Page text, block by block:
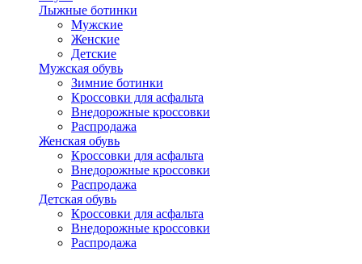
Лыжные ботинки
Мужские
Женские
Детские
Мужская обувь
Зимние ботинки
Кроссовки для асфальта
Внедорожные кроссовки
Распродажа
Женская обувь
Кроссовки для асфальта
Внедорожные кроссовки
Распродажа
Детская обувь
Кроссовки для асфальта
Внедорожные кроссовки
Распродажа